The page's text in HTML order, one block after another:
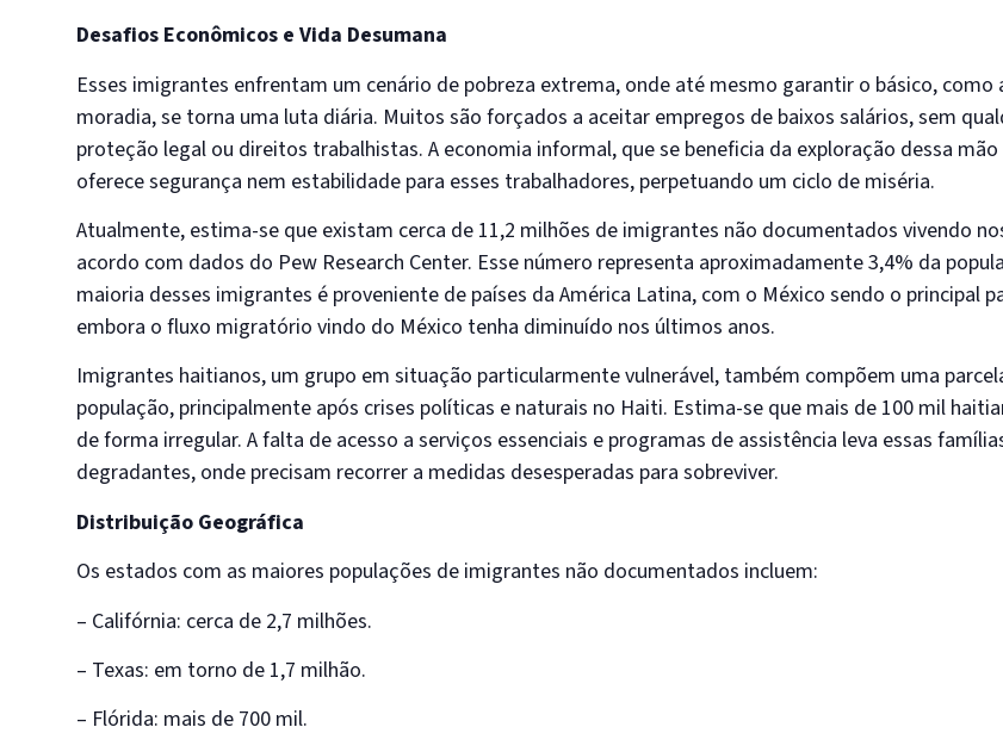
Desafios Econômicos e Vida Desumana
Esses imigrantes enfrentam um cenário de pobreza extrema, onde até mesmo garantir o básico, como
moradia, se torna uma luta diária. Muitos são forçados a aceitar empregos de baixos salários, sem
proteção legal ou direitos trabalhistas. A economia informal, que se beneficia da exploração dessa
oferece segurança nem estabilidade para esses trabalhadores, perpetuando um ciclo de miséria.
Atualmente, estima-se que existam cerca de 11,2 milhões de imigrantes não documentados vivendo
acordo com dados do Pew Research Center. Esse número representa aproximadamente 3,4% da
maioria desses imigrantes é proveniente de países da América Latina, com o México sendo o principal
embora o fluxo migratório vindo do México tenha diminuído nos últimos anos.
Imigrantes haitianos, um grupo em situação particularmente vulnerável, também compõem uma
população, principalmente após crises políticas e naturais no Haiti. Estima-se que mais de 100 mil
de forma irregular. A falta de acesso a serviços essenciais e programas de assistência leva essas
degradantes, onde precisam recorrer a medidas desesperadas para sobreviver.
Distribuição Geográfica
Os estados com as maiores populações de imigrantes não documentados incluem:
– Califórnia: cerca de 2,7 milhões.
– Texas: em torno de 1,7 milhão.
– Flórida: mais de 700 mil.